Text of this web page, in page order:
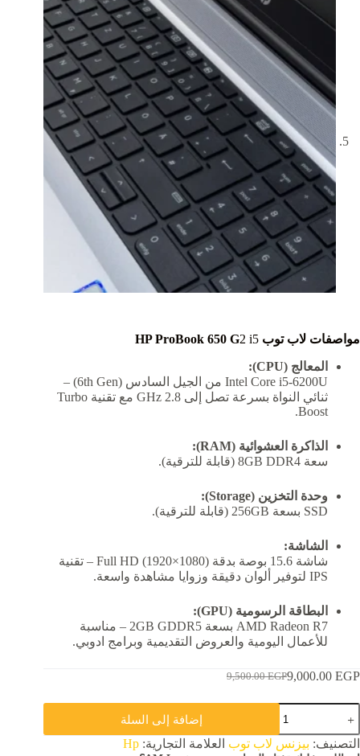
مواصفات لاب توب HP ProBook 650 G 2 i5
المعالج (CPU):
Intel Core i5-6200U من الجيل السادس (6th Gen) –
ثنائي النواة بسرعة تصل إلى 2.8 GHz مع تقنية Turbo
Boost.
الذاكرة العشوائية (RAM):
سعة 8GB DDR4 (قابلة للترقية).
وحدة التخزين (Storage):
SSD بسعة 256GB (قابلة للترقية).
الشاشة:
شاشة 15.6 بوصة بدقة Full HD (1920×1080) – تقنية
IPS لتوفير ألوان دقيقة وزوايا مشاهدة واسعة.
البطاقة الرسومية (GPU):
AMD Radeon R7 بسعة 2GB GDDR5 – مناسبة
للأعمال اليومية والعروض التقديمية وبرامج ادوبي.
9,500.00EGP
السعر
هو:
9,000.00 EGP
السعر
هو:
كمية
HP
ProBook
650
إضافة إلى السلة
التصنيف: بيزنس لاب توب العلامة التجارية: Hp